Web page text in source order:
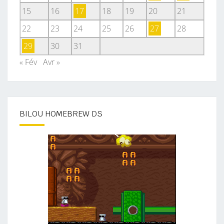
15
16 17 18 19 20
21
22
23 24 25 26 27
28
29
30
31
« Fév Avr »
BILOU HOMEBREW DS